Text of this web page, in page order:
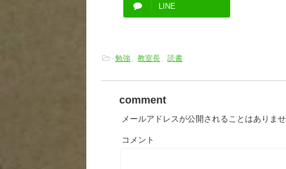
LINE
-勉強 教室長 読書
comment
メールアドレスが公開されることはありませ
コメント